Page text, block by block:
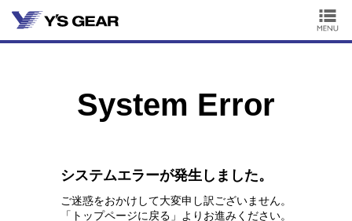
System Error
システムエラーが発生しました。
ご迷惑をおかけして大変申し訳ございません。
「トップページに戻る」よりお進みください。